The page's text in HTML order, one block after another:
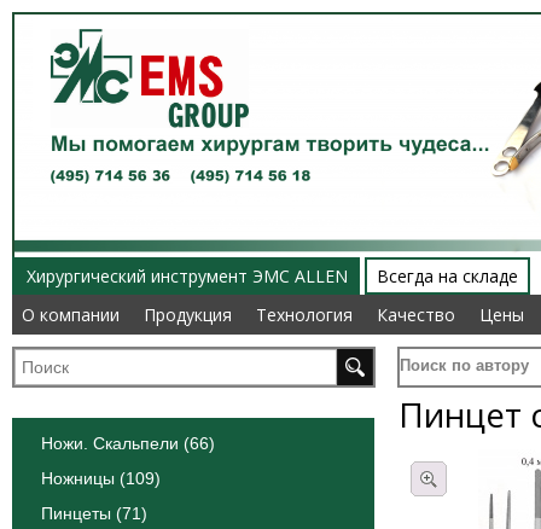
Хирургический инструмент ЭМС ALLEN
О компании
Продукция Технология Качество Цены
Всегда на складе
О компании
Продукция Технология Качество Цены
Поиск по автору
Ножи. Скальпели (66)
Ножницы (109)
Пинцеты (71)
Пинцет